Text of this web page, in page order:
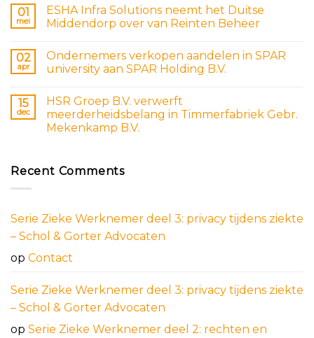
01
mei
ESHA Infra Solutions neemt het Duitse
Middendorp over van Reinten Beheer
02
apr
Ondernemers verkopen aandelen in SPAR
university aan SPAR Holding B.V.
15
dec
HSR Groep B.V. verwerft
meerderheidsbelang in Timmerfabriek Gebr.
Mekenkamp B.V.
Recent Comments
Serie Zieke Werknemer deel 3: privacy tijdens ziekte
– Schol & Gorter Advocaten
op Contact
Serie Zieke Werknemer deel 3: privacy tijdens ziekte
– Schol & Gorter Advocaten
op Serie Zieke Werknemer deel 2: rechten en